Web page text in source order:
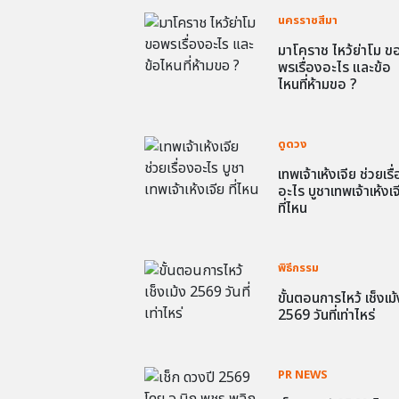
นครราชสีมา
มาโคราช ไหว้ย่าโม ข
พรเรื่องอะไร และข้อ
ไหนที่ห้ามขอ ?
ดูดวง
เทพเจ้าเห้งเจีย ช่วยเ
อะไร บูชาเทพเจ้าเห้งเ
ที่ไหน
พิธีกรรม
ขั้นตอนการไหว้ เช็งเ
2569 วันที่เท่าไหร่
PR NEWS